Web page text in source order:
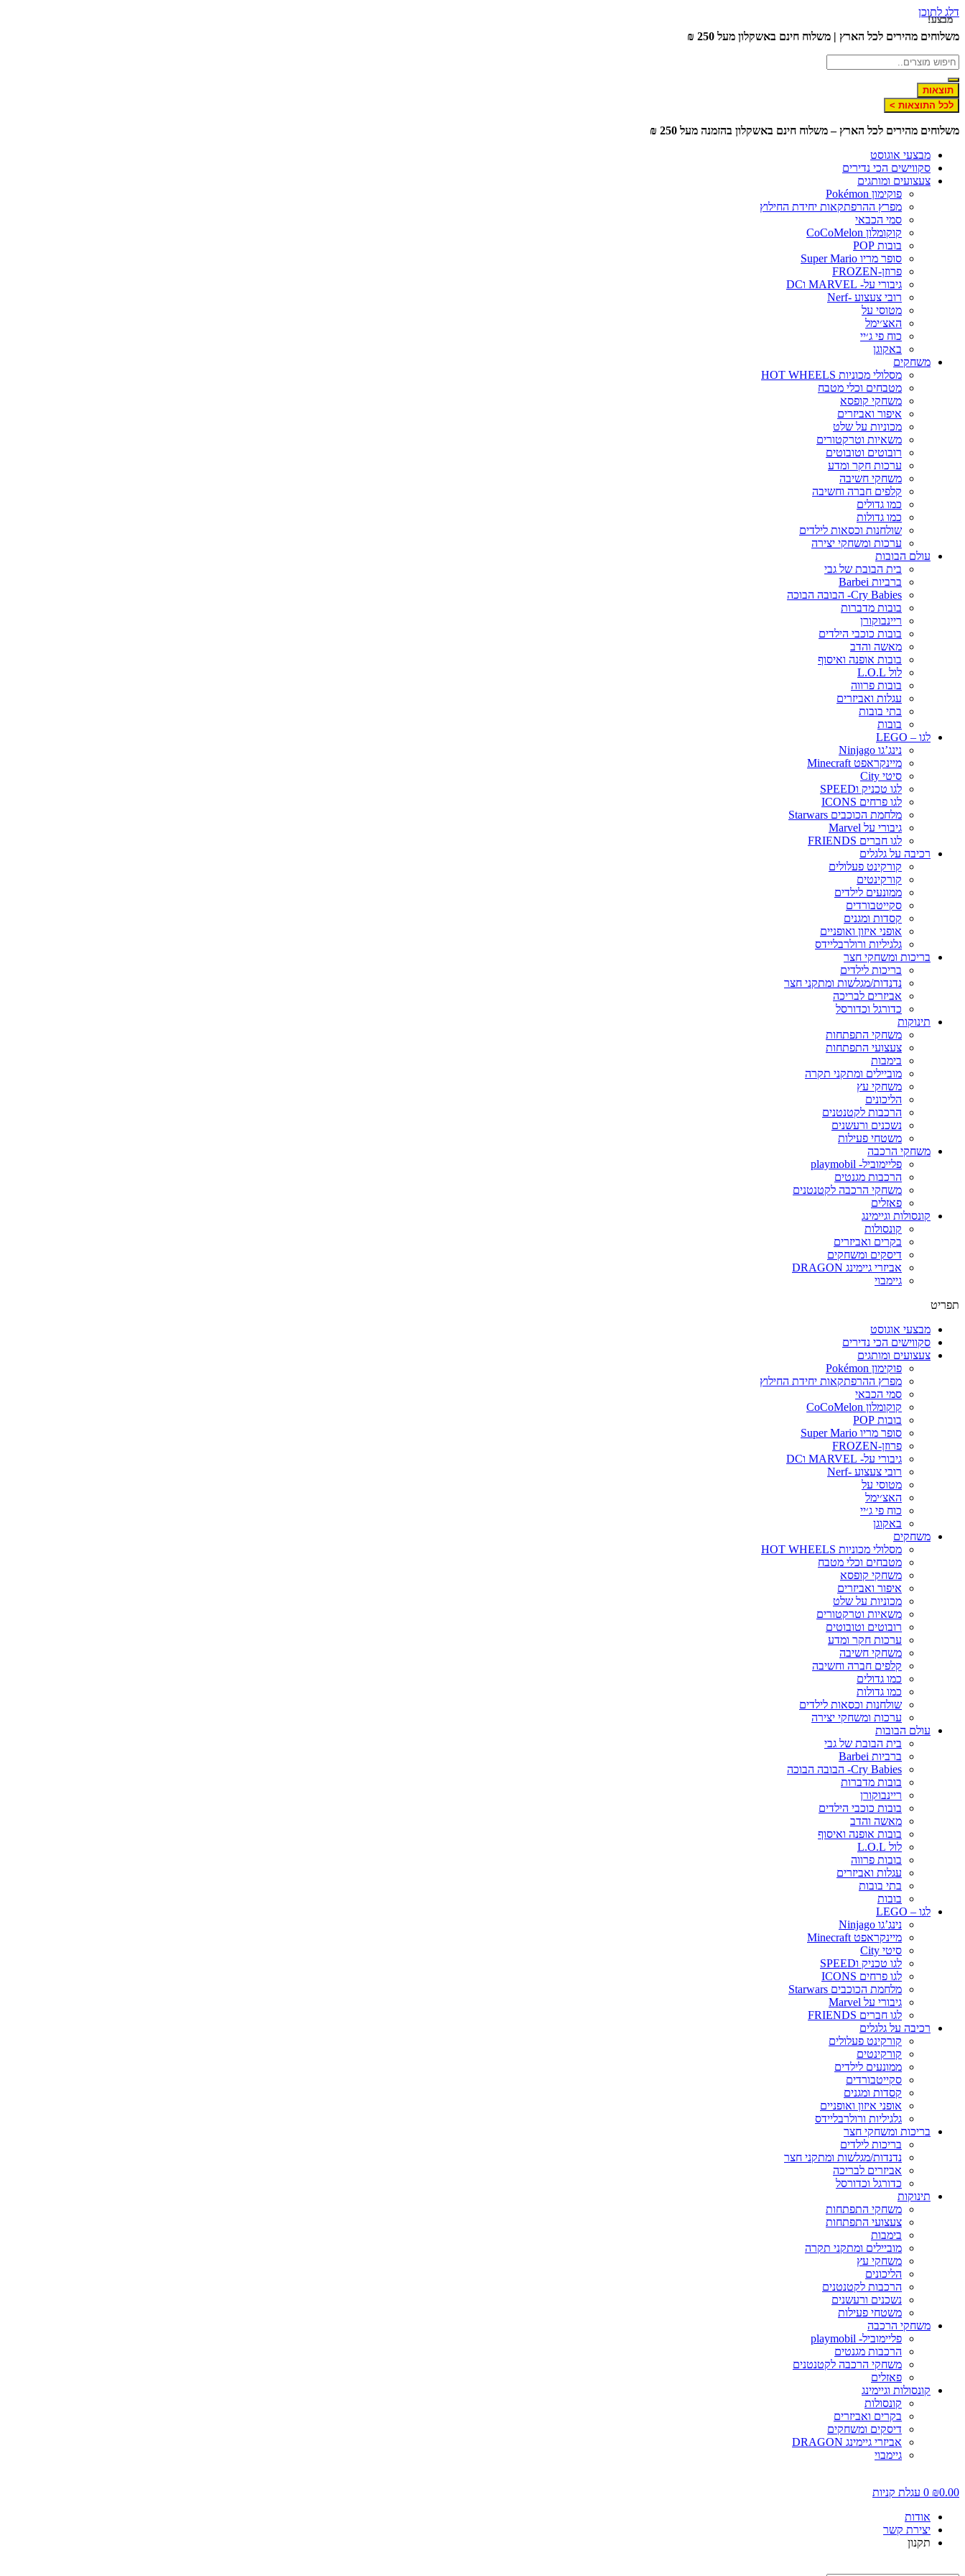
דלג לתוכן
משלוחים מהירים לכל הארץ | משלוח חינם באשקלון מעל 250 ₪
תוצאות
לכל התוצאות >
משלוחים מהירים לכל הארץ – משלוח חינם באשקלון בהזמנה מעל 250 ₪
מבצעי אוגוסט
סקווישים הכי נדירים
צעצועים ומותגים
פוקימון Pokémon
מפרץ ההרפתקאות יחידת החילוץ
סמי הכבאי
קוקומלון CoCoMelon
בובות POP
סופר מריו Super Mario
פרוזן-FROZEN
גיבורי על- MARVEL וDC
רובי צעצוע -Nerf
מטוסי על
האצ׳ימל
כוח פי ג׳יי
באקוגן
משחקים
מסלולי מכוניות HOT WHEELS
מטבחים וכלי מטבח
משחקי קופסא
איפור ואביזרים
מכוניות על שלט
משאיות וטרקטורים
רובוטים וטובוטים
ערכות חקר ומדע
משחקי חשיבה
קלפים חברה וחשיבה
כמו גדולים
כמו גדולות
שולחנות וכסאות לילדים
ערכות ומשחקי יצירה
עולם הבובות
בית הבובת של גבי
ברביות Barbei
Cry Babies- הבובה הבוכה
בובות מדברות
ריינבוקורן
בובות כוכבי הילדים
מאשה והדב
בובות אופנה ואיסוף
לול L.O.L
בובות פרווה
עגלות ואביזרים
בתי בובות
בובות
לגו – LEGO
נינג’גו Ninjago
מיינקראפט Minecraft
סיטי City
לגו טכניק וSPEED
לגו פרחים ICONS
מלחמת הכוכבים Starwars
גיבורי על Marvel
לגו חברים FRIENDS
רכיבה על גלגלים
קורקינט פעלולים
קורקינטים
ממונעים לילדים
סקייטבורדים
קסדות ומגנים
אופני איזון ואופניים
גלגיליות ורולרבליידס
בריכות ומשחקי חצר
בריכות לילדים
נדנדות/מגלשות ומתקני חצר
אביזרים לבריכה
כדורגל וכדורסל
תינוקות
משחקי התפתחות
צעצועי התפתחות
בימבות
מוביילים ומתקני תקרה
משחקי עץ
הליכונים
הרכבות לקטנטנים
נשכנים ורעשנים
משטחי פעילות
משחקי הרכבה
פליימוביל- playmobil
הרכבות מגנטים
משחקי הרכבה לקטנטנים
פאזלים
קונסולות וגיימינג
קונסולות
בקרים ואביזרים
דיסקים ומשחקים
אביזרי גיימינג DRAGON
גיימבוי
תפריט
מבצעי אוגוסט
סקווישים הכי נדירים
צעצועים ומותגים
פוקימון Pokémon
מפרץ ההרפתקאות יחידת החילוץ
סמי הכבאי
קוקומלון CoCoMelon
בובות POP
סופר מריו Super Mario
פרוזן-FROZEN
גיבורי על- MARVEL וDC
רובי צעצוע -Nerf
מטוסי על
האצ׳ימל
כוח פי ג׳יי
באקוגן
משחקים
מסלולי מכוניות HOT WHEELS
מטבחים וכלי מטבח
משחקי קופסא
איפור ואביזרים
מכוניות על שלט
משאיות וטרקטורים
רובוטים וטובוטים
ערכות חקר ומדע
משחקי חשיבה
קלפים חברה וחשיבה
כמו גדולים
כמו גדולות
שולחנות וכסאות לילדים
ערכות ומשחקי יצירה
עולם הבובות
בית הבובת של גבי
ברביות Barbei
Cry Babies- הבובה הבוכה
בובות מדברות
ריינבוקורן
בובות כוכבי הילדים
מאשה והדב
בובות אופנה ואיסוף
לול L.O.L
בובות פרווה
עגלות ואביזרים
בתי בובות
בובות
לגו – LEGO
נינג’גו Ninjago
מיינקראפט Minecraft
סיטי City
לגו טכניק וSPEED
לגו פרחים ICONS
מלחמת הכוכבים Starwars
גיבורי על Marvel
לגו חברים FRIENDS
רכיבה על גלגלים
קורקינט פעלולים
קורקינטים
ממונעים לילדים
סקייטבורדים
קסדות ומגנים
אופני איזון ואופניים
גלגיליות ורולרבליידס
בריכות ומשחקי חצר
בריכות לילדים
נדנדות/מגלשות ומתקני חצר
אביזרים לבריכה
כדורגל וכדורסל
תינוקות
משחקי התפתחות
צעצועי התפתחות
בימבות
מוביילים ומתקני תקרה
משחקי עץ
הליכונים
הרכבות לקטנטנים
נשכנים ורעשנים
משטחי פעילות
משחקי הרכבה
פליימוביל- playmobil
הרכבות מגנטים
משחקי הרכבה לקטנטנים
פאזלים
קונסולות וגיימינג
קונסולות
בקרים ואביזרים
דיסקים ומשחקים
אביזרי גיימינג DRAGON
גיימבוי
₪0.00
0 עגלת קניות
אודות
יצירת קשר
תקנון
מבצע!
מבצע!
מבצע!